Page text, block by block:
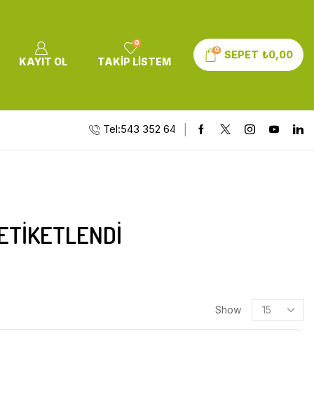
KAYIT OL
0
TAKIP LISTEM
0 SEPET ₺0,00
Tel:543 352 64 10
Show